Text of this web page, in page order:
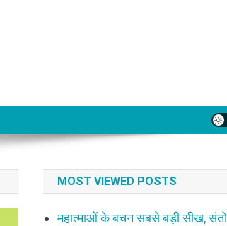
MOST VIEWED POSTS
महात्माओं के बचन सबसे बड़ी सीख,